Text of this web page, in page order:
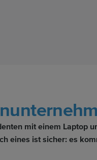
mit einem Laptop
eines ist sicher: es